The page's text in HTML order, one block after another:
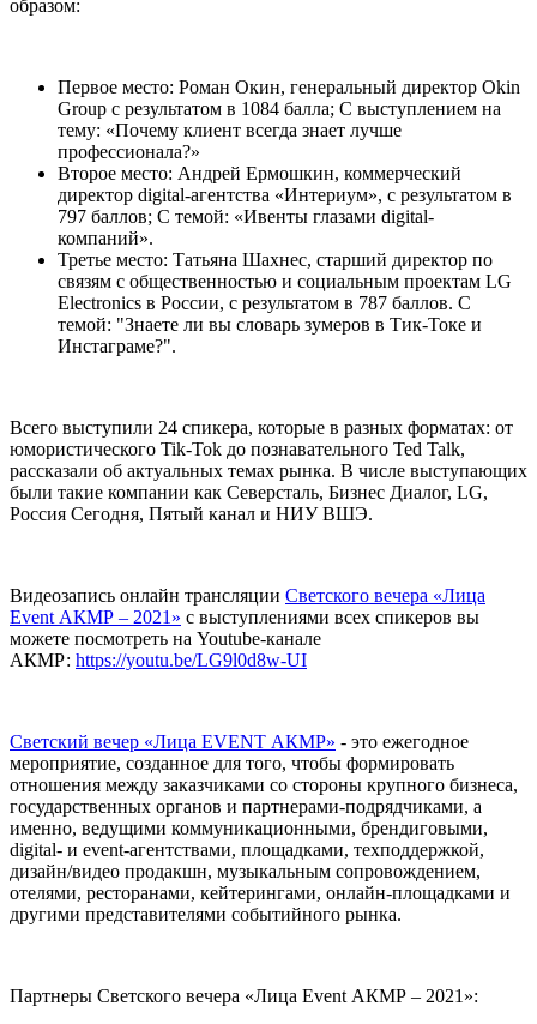
образом:
Первое место: Роман Окин, генеральный директор Okin
Group с результатом в 1084 балла; С выступлением на
тему: «Почему клиент всегда знает лучше
профессионала?»
Второе место: Андрей Ермошкин, коммерческий
директор digital-агентства «Интериум», с результатом в
797 баллов; С темой: «Ивенты глазами digital-
компаний».
Третье место: Татьяна Шахнес, старший директор по
связям с общественностью и социальным проектам LG
Electronics в России, с результатом в 787 баллов. С
темой: "Знаете ли вы словарь зумеров в Тик-Токе и
Инстаграме?".
Всего выступили 24 спикера, которые в разных форматах: от
юмористического Tik-Tok до познавательного Ted Talk,
рассказали об актуальных темах рынка. В числе выступающих
были такие компании как Северсталь, Бизнес Диалог, LG,
Россия Сегодня, Пятый канал и НИУ ВШЭ.
Видеозапись онлайн трансляции Светского вечера «Лица
Event АКМР – 2021» с выступлениями всех спикеров вы
можете посмотреть на Youtube-канале
АКМР: https://youtu.be/LG9l0d8w-UI
Светский вечер «Лица EVENT АКМР» - это ежегодное
мероприятие, созданное для того, чтобы формировать
отношения между заказчиками со стороны крупного бизнеса,
государственных органов и партнерами-подрядчиками, а
именно, ведущими коммуникационными, брендиговыми,
digital- и event-агентствами, площадками, техподдержкой,
дизайн/видео продакшн, музыкальным сопровождением,
отелями, ресторанами, кейтерингами, онлайн-площадками и
другими представителями событийного рынка.
Партнеры Светского вечера «Лица Event АКМР – 2021»: